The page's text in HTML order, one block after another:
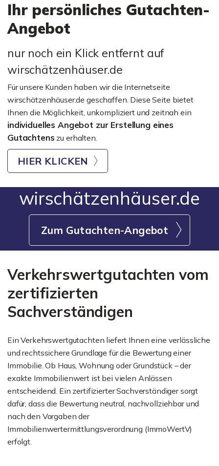
Ihr persönliches Gutachten-
Angebot
nur noch ein Klick entfernt auf
wirschätzenhäuser.de
Für unsere Kunden haben wir die Internetseite
wirschätzenhäuser.de geschaffen. Diese Seite bietet
Ihnen die Möglichkeit, unkompliziert und zeitnah ein
individuelles Angebot zur Erstellung eines
Gutachtens zu erhalten.
HIER KLICKEN
wirschätzenhäuser.de
Zum Gutachten-Angebot
Verkehrswertgutachten vom
zertifizierten
Sachverständigen
Ein Verkehrswertgutachten liefert Ihnen eine verlässliche
und rechtssichere Grundlage für die Bewertung einer
Immobilie. Ob Haus, Wohnung oder Grundstück – der
exakte Immobilienwert ist bei vielen Anlässen
entscheidend. Ein zertifizierter Sachverständiger sorgt
dafür, dass die Bewertung neutral, nachvollziehbar und
nach den Vorgaben der
Immobilienwertermittlungsverordnung (ImmoWertV)
erfolgt.